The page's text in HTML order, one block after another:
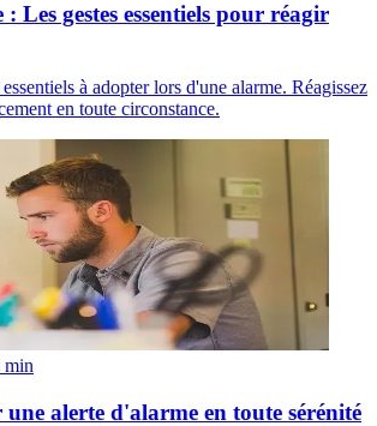
Les gestes essentiels pour réagir
à adopter lors d'une alarme. Réagissez
en toute circonstance.
min
alerte d'alarme en toute sérénité